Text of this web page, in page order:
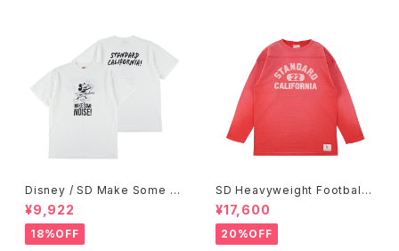
Disney / SD Make Some N
oise T
¥9,922
18%OFF
SD Heavyweight Football
Logo LS T VW
¥17,600
20%OFF